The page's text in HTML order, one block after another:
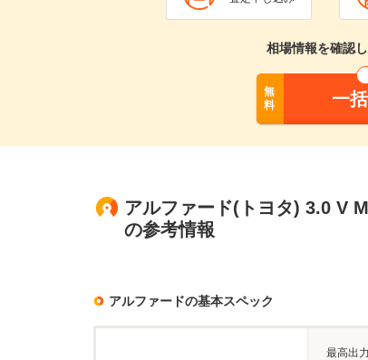
相場情報を確認
無
料
一
アルファード(トヨタ) 3.0 V
の参考情報
アルファードの基本スペック
最高出力